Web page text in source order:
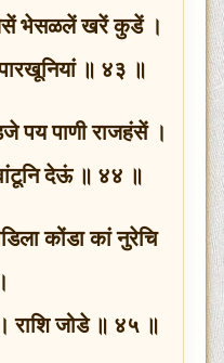
जैसें भेसळलें खरें कुडें ।
॥ ४३ ॥
पय पाणी राजहंसें ।
देऊं ॥ ४४ ॥
कोंडा कां नुरेचि
राशि जोडे ॥ ४५ ॥